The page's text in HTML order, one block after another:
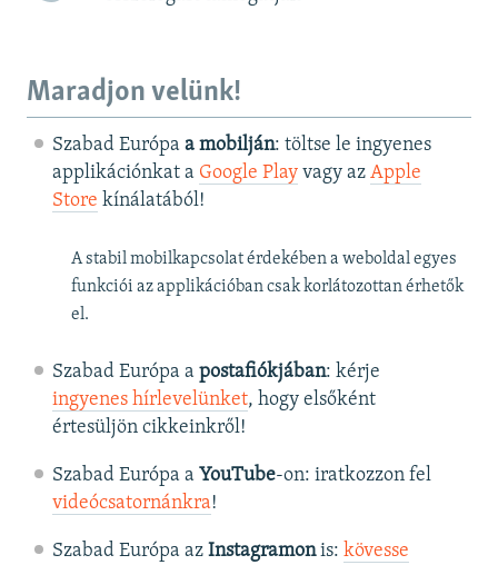
Maradjon velünk!
Szabad Európa a mobilján: töltse le ingyenes
applikációnkat a Google Playvagy az Apple
Store kínálatából!
A stabil mobilkapcsolat érdekében a weboldal egyes
funkciói az applikációban csak korlátozottan érhetők
el.
Szabad Európa a postafiókjában: kérje
ingyenes hírlevelünket, hogy elsőként
értesüljön cikkeinkről!
Szabad Európa a YouTube-on: iratkozzon fel
videócsatornánkra!
Szabad Európa az Instagramonis: kövesse